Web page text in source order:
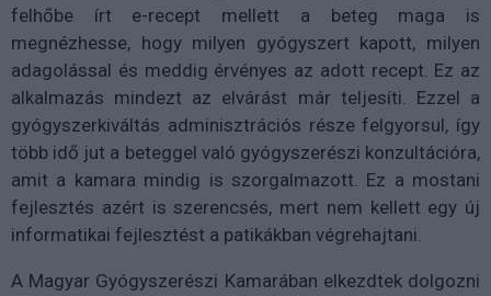
felhőbe írt e-recept mellett a beteg maga is
megnézhesse, hogy milyen gyógyszert kapott, milyen
adagolással és meddig érvényes az adott recept. Ez az
alkalmazás mindezt az elvárást már teljesíti. Ezzel a
gyógyszerkiváltás adminisztrációs része felgyorsul, így
több idő jut a beteggel való gyógyszerészi konzultációra,
amit a kamara mindig is szorgalmazott. Ez a mostani
fejlesztés azért is szerencsés, mert nem kellett egy új
informatikai fejlesztést a patikákban végrehajtani.
A Magyar Gyógyszerészi Kamarában elkezdtek dolgozni